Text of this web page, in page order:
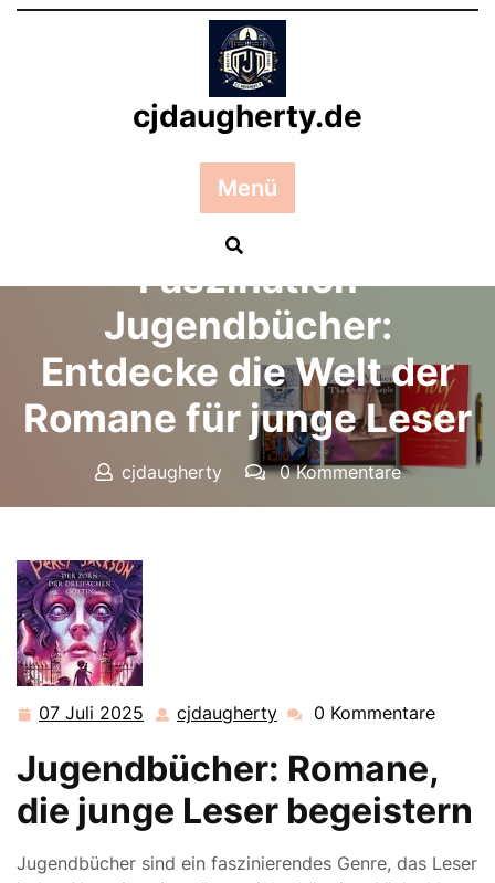
Zum
cjdaugherty.de
Menü
Faszination
Jugendbücher:
Entdecke die Welt der
Romane für junge Leser
cjdaugherty
0 Kommentare
07 Juli 2025 07
2025
cjdaugherty cjdaugherty
0 Kommentare
Jugendbücher: Romane,
die junge Leser begeistern
Jugendbücher sind ein faszinierendes Genre, das Leser